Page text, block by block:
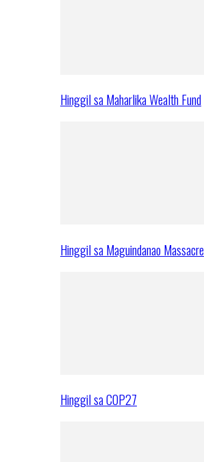
Hinggil sa Maharlika Wealth Fund
Hinggil sa Maguindanao Massacre
Hinggil sa COP27